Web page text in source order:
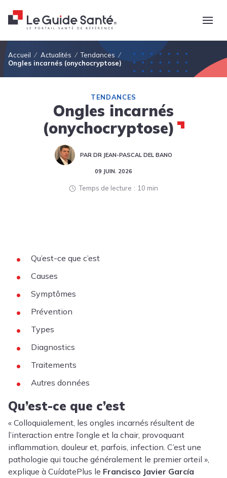
Fil d'Ariane
Accueil Actualités
Tendances
Ongles incarnés (onychocryptose)
TENDANCES
Ongles incarnés
(onychocryptose)
PAR DR JEAN-PASCAL DEL BANO
09 JUIN. 2026
Temps de lecture 10 min
Qu’est-ce que c’est
Causes
Symptômes
Prévention
Types
Diagnostics
Traitements
Autres données
Qu’est-ce que c’est
« Colloquialement, les ongles incarnés résultent de
l’interaction entre l’ongle et la chair, provoquant
inflammation, douleur et, parfois, infection. C’est une
pathologie qui touche généralement le premier orteil »,
explique à CuídatePlus le Francisco Javier García